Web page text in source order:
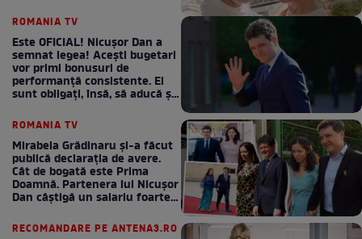
ROMANIA TV
Este OFICIAL! Nicușor Dan a
semnat legea! Acești bugetari
vor primi bonusuri de
performanță consistente. Ei
sunt obligați, însă, să aducă și
ROMANIA TV
Mirabela Grădinaru și-a făcut
publică declarația de avere.
Cât de bogată este Prima
Doamnă. Partenera lui Nicușor
Dan câștigă un salariu foarte
RECOMANDARE PE ANTENA3.RO